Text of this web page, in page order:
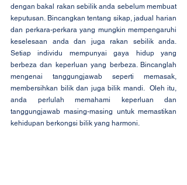
dengan bakal rakan sebilik anda sebelum membuat
keputusan. Bincangkan tentang sikap, jadual harian
dan perkara-perkara yang mungkin mempengaruhi
keselesaan anda dan juga rakan sebilik anda.
Setiap individu mempunyai gaya hidup yang
berbeza dan keperluan yang berbeza. Bincanglah
mengenai tanggungjawab seperti memasak,
membersihkan bilik dan juga bilik mandi.  Oleh itu,
anda perlulah memahami keperluan dan
tanggungjawab masing-masing untuk memastikan
kehidupan berkongsi bilik yang harmoni.